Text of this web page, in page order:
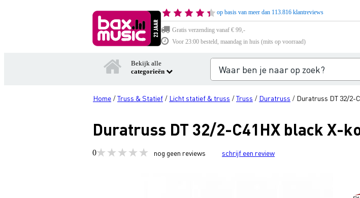
op basis van meer dan 113.816 klantreviews
Gratis verzending vanaf € 99,-
Voor 23:00 besteld, maandag in huis (mits op voorraad)
Bekijk alle
categorieën
Home /Truss & Statief / Licht statief & truss /Truss / Duratruss / Duratruss DT 32/2-
Duratruss DT 32/2-C41HX black X-
0 nog geen reviews schrijf een review